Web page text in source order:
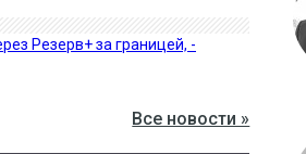
Резерв+ за границей, -
Все новости »